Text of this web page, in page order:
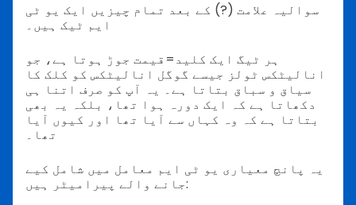
سوالیہ علامت (?) کے بعد تمام چیزیں ایک یو ٹی
ایم ٹیک ہیں۔
ہر ٹیگ ایک کلید=قیمت جوڑ ہوتا ہے، جو
انالیٹکس ٹولز جیسے گوگل انالیٹکس کو کلک کا
سیاق و سباق بتاتا ہے۔ یہ آپ کو صرف اتنا ہی
دکھاتا ہے کہ ایک دورہ ہوا تھا، بلکہ یہ بھی
بتاتا ہے کہ وہ کہاں سے آیا تھا اور کیوں آیا
تھا۔
یہ پانچ معیاری یو ٹی ایم معامل میں شامل کیے
جانے والے پیرامیٹر ہیں: